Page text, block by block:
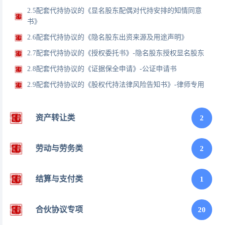
2.5配套代持协议的《显名股东配偶对代持安排的知情同意
书》
2.6配套代持协议的《隐名股东出资来源及用途声明》
2.7配套代持协议的《授权委托书》-隐名股东授权显名股东
2.8配套代持协议的《证据保全申请》-公证申请书
2.9配套代持协议的《股权代持法律风险告知书》-律师专用
资产转让类 2
劳动与劳务类 2
结算与支付类 1
合伙协议专项 20